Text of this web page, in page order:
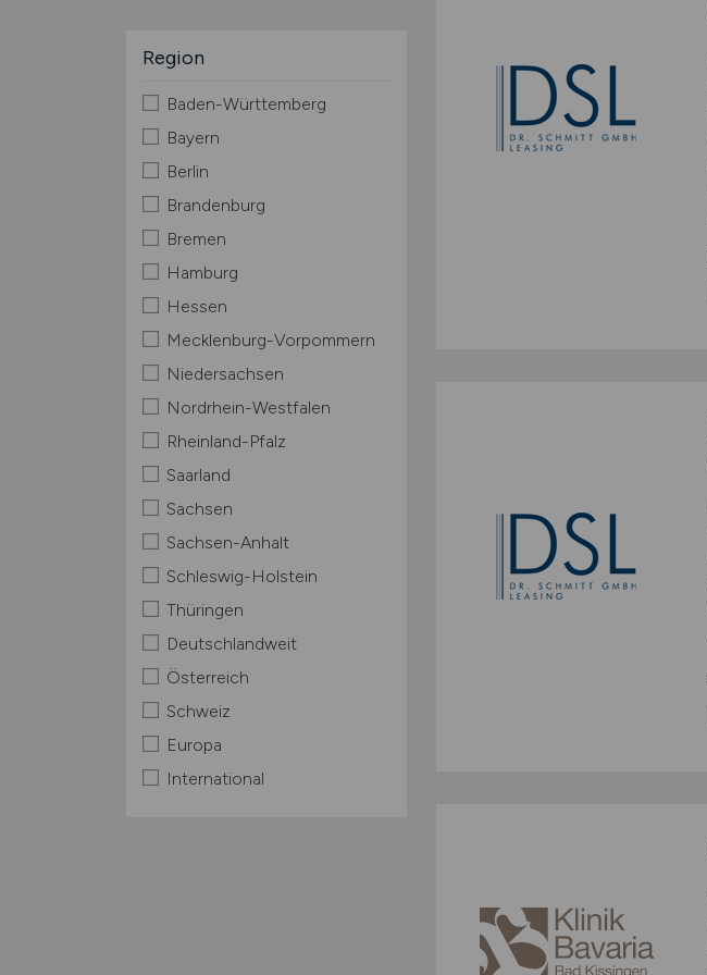
Region
Baden-Württemberg
Bayern
Berlin
Brandenburg
Bremen
Hamburg
Hessen
Mecklenburg-Vorpommern
Niedersachsen
Nordrhein-Westfalen
Rheinland-Pfalz
Saarland
Sachsen
Sachsen-Anhalt
Schleswig-Holstein
Thüringen
Deutschlandweit
Österreich
Schweiz
Europa
International